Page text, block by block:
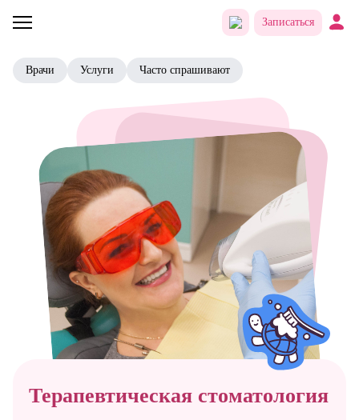
Записаться
Врачи Услуги Часто спрашивают
Терапевтическая стоматология